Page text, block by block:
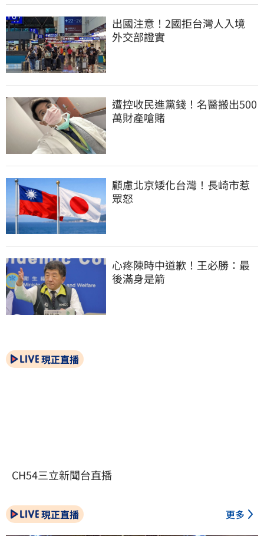
出國注意！2國拒台灣人入境
外交部證實
遭控收民進黨錢！名醫搬出500
萬財產嗆賭
顧慮北京矮化台灣！長崎市惹
眾怒
心疼陳時中道歉！王必勝：最
後滿身是箭
現正直播
CH54三立新聞台直播
現正直播 更多